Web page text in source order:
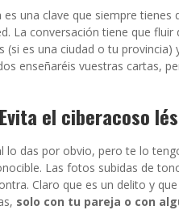
es una clave que siempre
La conversación tiene que
(si es una ciudad o tu
enseñaréis vuestras cartas,
el ciberacoso
lo das por obvio, pero te lo
Las fotos subidas de
Claro que es un delito y
solo con tu pareja o con